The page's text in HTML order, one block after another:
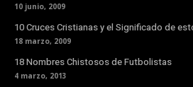
10 junio, 2009
10 Cruces Cristianas y el Significado de
18 marzo, 2009
18 Nombres Chistosos de Futbolistas
4 marzo, 2013